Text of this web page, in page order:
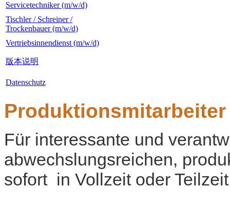
Servicetechniker (m/w/d)
Tischler / Schreiner /
Trockenbauer (m/w/d)
Vertriebsinnendienst (m/w/d)
版本说明
Datenschutz
Produktionsmitarbeiter
Für interessante und
abwechslungsreichen,
sofort in Vollzeit oder